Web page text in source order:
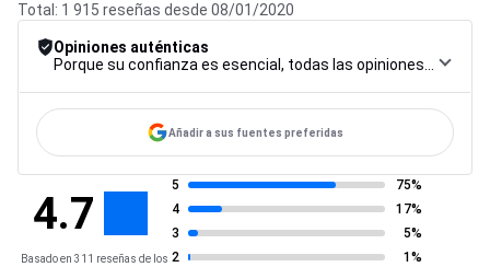
Total: 1 915 reseñas desde 08/01/2020
Opiniones auténticas
Añadir a sus fuentes preferidas
4.7
Basado en 311 reseñas de los
5
75%
4
17%
3
5%
2
1%